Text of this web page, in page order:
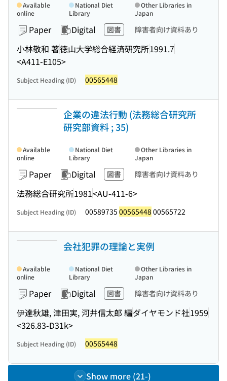
Paper Digital 図書 障害者向け資料あり
小林敬和 著徳山大学総合経済研究所1991.7
<A411-E105>
Available
online
National Diet
Library
Other Libraries in
Japan
Subject Heading (ID) 00565448
企業の違法行動 (法務総合研究所
研究部資料 ; 35)
Paper Digital 図書 障害者向け資料あり
法務総合研究所1981<AU-411-6>
Available
online
National Diet
Library
Other Libraries in
Japan
Subject Heading (ID) 00589735 00565448 00565722
会社犯罪の理論と実例
Paper Digital 図書 障害者向け資料あり
伊達秋雄, 津田実, 河井信太郎 編ダイヤモンド社1959
<326.83-D31k>
Available
online
National Diet
Library
Other Libraries in
Japan
Subject Heading (ID) 00565448
Show more (21-)